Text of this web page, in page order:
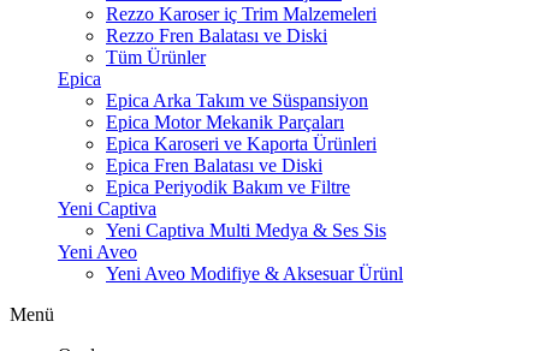
Rezzo Karoser iç Trim Malzemeleri
Rezzo Fren Balatası ve Diski
Tüm Ürünler
Epica
Epica Arka Takım ve Süspansiyon
Epica Motor Mekanik Parçaları
Epica Karoseri ve Kaporta Ürünleri
Epica Fren Balatası ve Diski
Epica Periyodik Bakım ve Filtre
Yeni Captiva
Yeni Captiva Multi Medya & Ses Sis
Yeni Aveo
Yeni Aveo Modifiye & Aksesuar Ürünl
Menü